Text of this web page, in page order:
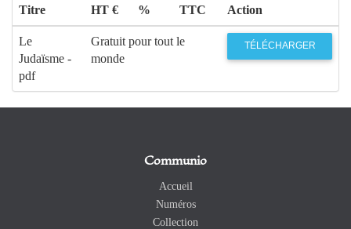
Titre
HT €
%
TTC
Action
Le
Judaïsme -
pdf
Gratuit pour tout le
monde
TÉLÉCHARGER
Communio
Accueil
Numéros
Collection